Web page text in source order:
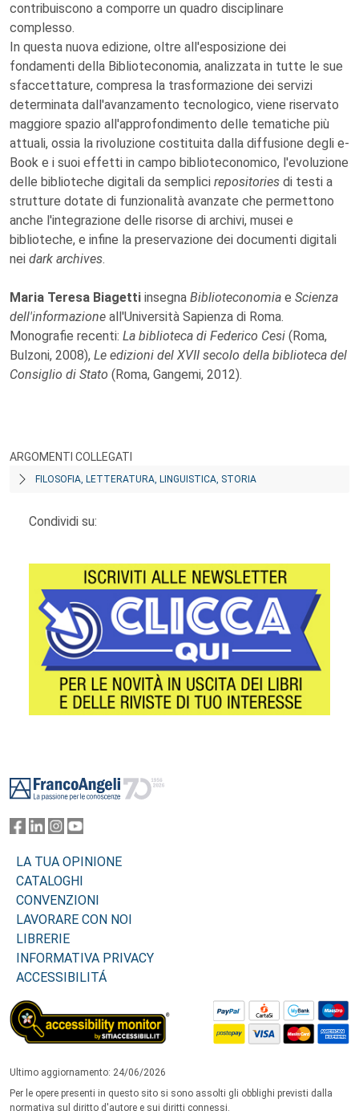
contribuiscono a comporre un quadro disciplinare
complesso.
In questa nuova edizione, oltre all'esposizione dei
fondamenti della Biblioteconomia, analizzata in tutte le sue
sfaccettature, compresa la trasformazione dei servizi
determinata dall'avanzamento tecnologico, viene riservato
maggiore spazio all'approfondimento delle tematiche più
attuali, ossia la rivoluzione costituita dalla diffusione degli e-
Book e i suoi effetti in campo biblioteconomico, l'evoluzione
delle biblioteche digitali da semplici repositories di testi a
strutture dotate di funzionalità avanzate che permettono
anche l'integrazione delle risorse di archivi, musei e
biblioteche, e infine la preservazione dei documenti digitali
nei dark archives.
Maria Teresa Biagetti insegna Biblioteconomia e Scienza
dell'informazione all'Università Sapienza di Roma.
Monografie recenti: La biblioteca di Federico Cesi (Roma,
Bulzoni, 2008), Le edizioni del XVII secolo della biblioteca del
Consiglio di Stato (Roma, Gangemi, 2012).
ARGOMENTI COLLEGATI
FILOSOFIA, LETTERATURA, LINGUISTICA, STORIA
Condividi su:
LA TUA OPINIONE
CATALOGHI
CONVENZIONI
LAVORARE CON NOI
LIBRERIE
INFORMATIVA PRIVACY
ACCESSIBILITÁ
Ultimo aggiornamento: 24/06/2026
Per le opere presenti in questo sito si sono assolti gli obblighi previsti dalla
normativa sul diritto d'autore e sui diritti connessi.